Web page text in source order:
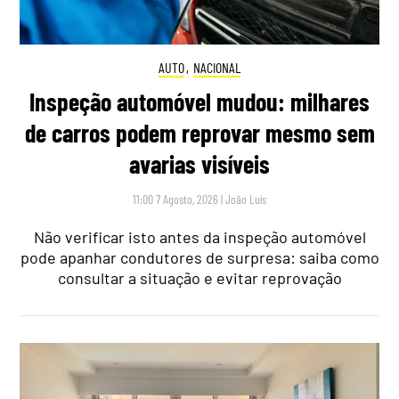
AUTO, NACIONAL
Inspeção automóvel mudou: milhares
de carros podem reprovar mesmo sem
avarias visíveis
11:00 7 Agosto, 2026 |João Luís
Não verificar isto antes da inspeção automóvel
pode apanhar condutores de surpresa: saiba como
consultar a situação e evitar reprovação